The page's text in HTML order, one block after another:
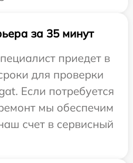
за 35 минут
приедет в
для проверки
Если потребуется
мы обеспечим
счет в сервисный